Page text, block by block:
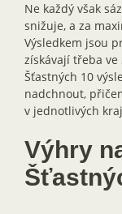
Ne každý však
snižuje, a za
Výsledkem jsou
získávají třeba ve
Šťastných 10
nadchnout,
v jednotlivých
Výhry